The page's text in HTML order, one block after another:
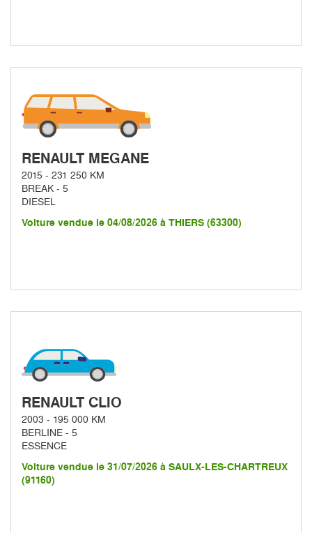
RENAULT MEGANE
2015 - 231 250 KM
BREAK - 5
DIESEL
Voiture vendue le 04/08/2026 à THIERS (63300)
RENAULT CLIO
2003 - 195 000 KM
BERLINE - 5
ESSENCE
Voiture vendue le 31/07/2026 à SAULX-LES-CHARTREUX
(91160)